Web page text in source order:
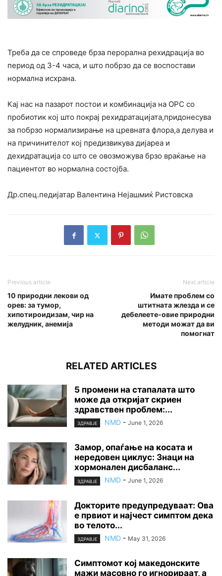
Треба да се спроведе брза перорална рехидрација во
период од 3-4 часа, и што побрзо да се воспостави
нормална исхрана.
Кај нас на пазарот постои и комбинација на ОРС со
пробиотик кој што покрај рехидратацијата,придонесува
за побрзо нормализирање на цревната флора,а делува и
на причинителот кој предизвикува дијареа и
дехидратација со што се овозможува брзо враќање на
пациентот во нормална состојба.
Др.спец.педијатар Валентина Нејашмиќ Ристовска
Previous article
10 природни лекови од
орев: за тумор,
хипотироидизам, чир на
желудник, анемија
Next article
Имате проблем со
штитната жлезда и се
дебелеете-овие природни
методи можат да ви
помогнат
RELATED ARTICLES
5 промени на стапалата што
може да откријат скриен
здравствен проблем:...
ЗДРАВЈЕ NMD - June 1, 2026
Замор, опаѓање на косата и
нередовен циклус: Знаци на
хормонален дисбаланс...
ЗДРАВЈЕ NMD - June 1, 2026
Докторите предупредуваат: Ова
е првиот и најчест симптом дека
во телото...
ЗДРАВЈЕ NMD - May 31, 2026
Симптомот кој македонските
мажи масовно го игнорираат, а